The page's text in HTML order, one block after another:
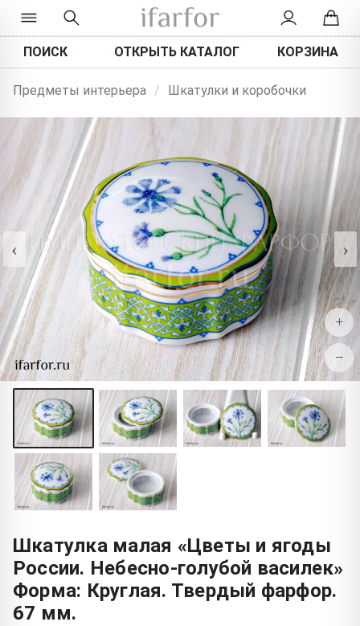
ПОИСК ОТКРЫТЬ КАТАЛОГ КОРЗИНА
Предметы интерьера / Шкатулки и коробочки
‹ ›
+
−
Шкатулка малая «Цветы и ягоды
России. Небесно-голубой василек»
Форма: Круглая. Твердый фарфор.
67 мм.